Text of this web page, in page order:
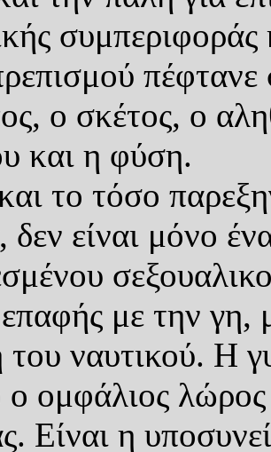
συμπεριφοράς
πέφτανε
ο σκέτος, ο
και η φύση.
το τόσο
δεν είναι μόνο
με την γη,
ναυτικού. Η
ο ομφάλιος
Είναι η